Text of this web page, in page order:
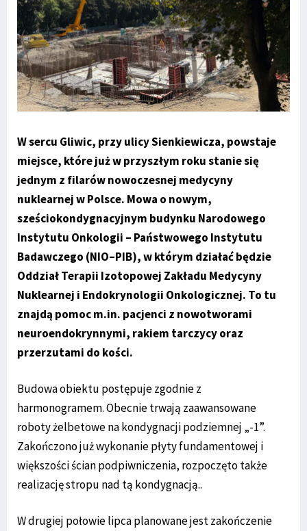
W sercu Gliwic, przy ulicy Sienkiewicza, powstaje
miejsce, które już w przyszłym roku stanie się
jednym z filarów nowoczesnej medycyny
nuklearnej w Polsce. Mowa o nowym,
sześciokondygnacyjnym budynku Narodowego
Instytutu Onkologii – Państwowego Instytutu
Badawczego (NIO–PIB), w którym działać będzie
Oddział Terapii Izotopowej Zakładu Medycyny
Nuklearnej i Endokrynologii Onkologicznej. To tu
znajdą pomoc m.in. pacjenci z nowotworami
neuroendokrynnymi, rakiem tarczycy oraz
przerzutami do kości.
Budowa obiektu postępuje zgodnie z
harmonogramem. Obecnie trwają zaawansowane
roboty żelbetowe na kondygnacji podziemnej „-1”.
Zakończono już wykonanie płyty fundamentowej i
większości ścian podpiwniczenia, rozpoczęto także
realizację stropu nad tą kondygnacją..
W drugiej połowie lipca planowane jest zakończenie